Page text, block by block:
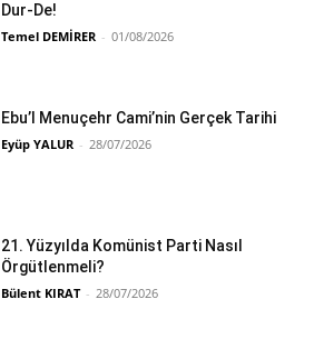
Dur-De!
Temel DEMİRER - 01/08/2026
Ebu’l Menuçehr Cami’nin Gerçek Tarihi
Eyüp YALUR - 28/07/2026
21. Yüzyılda Komünist Parti Nasıl
Örgütlenmeli?
Bülent KIRAT - 28/07/2026